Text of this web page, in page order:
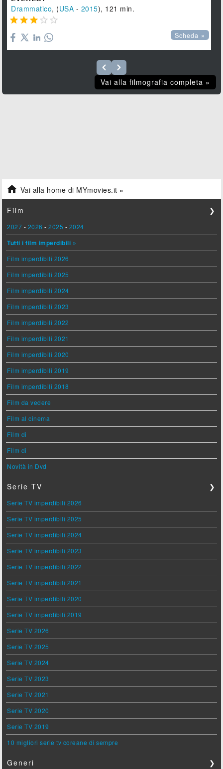
Drammatico, (USA - 2015), 121 min.
    
Scheda »
Vai alla filmografia completa »
 Vai alla home di MYmovies.it »
Film ❯
2027 - 2026 -2025 - 2024
Tutti i film imperdibili »
Film imperdibili 2026
Film imperdibili 2025
Film imperdibili 2024
Film imperdibili 2023
Film imperdibili 2022
Film imperdibili 2021
Film imperdibili 2020
Film imperdibili 2019
Film imperdibili 2018
Film da vedere
Film al cinema
Film di
Film di
Novità in Dvd
Serie TV ❯
Serie TV imperdibili 2026
Serie TV imperdibili 2025
Serie TV imperdibili 2024
Serie TV imperdibili 2023
Serie TV imperdibili 2022
Serie TV imperdibili 2021
Serie TV imperdibili 2020
Serie TV imperdibili 2019
Serie TV 2026
Serie TV 2025
Serie TV 2024
Serie TV 2023
Serie TV 2021
Serie TV 2020
Serie TV 2019
10 migliori serie tv coreane di sempre
Generi ❯